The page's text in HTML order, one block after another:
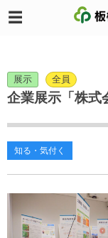
展示 全員
企業展示「株式
知る・気付く